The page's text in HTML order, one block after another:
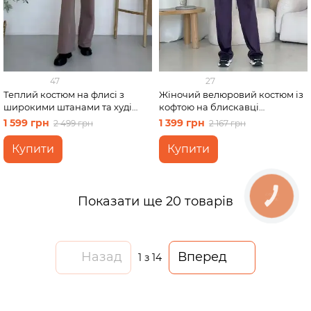
47
Теплий костюм на флисі з
широкими штанами та худі
бежевий Merlini Тулон
100001064, розмір 46-48 (L-XL)
1 599 грн 2 499 грн
Купити
27
Жіночий велюровий костюм із
кофтою на блискавці
фіолетовий Merlini Варна
100001265 розмір 46-48 (L-XL)
1 399 грн 2 167 грн
Купити
Показати ще 20 товарів
Назад 1 з 14 Вперед